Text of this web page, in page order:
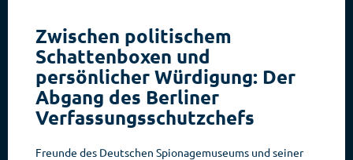
Zwischen politischem
Schattenboxen und
persönlicher Würdigung: Der
Abgang des Berliner
Verfassungsschutzchefs
Freunde des Deutschen Spionagemuseums und seiner